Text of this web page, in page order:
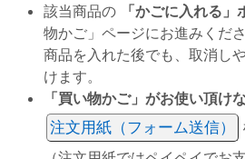
該当商品の
「かごに入れる」
物かご」ページにお進みくだ
商品を入れた後でも、取消し
けます。
「買い物かご」がお使い頂け
注文用紙（フォーム送信）